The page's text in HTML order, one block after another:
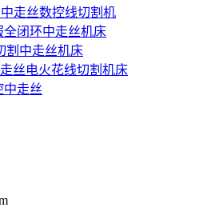
走丝数控线切割机
闭环中走丝机床
割中走丝机床
丝电火花线切割机床
中走丝